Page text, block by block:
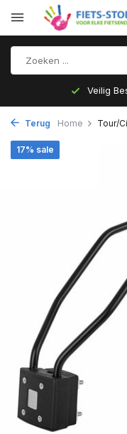
Veilig
Terug Home Tour/
17% sale